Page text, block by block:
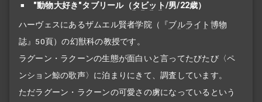
"動物大好き"タブリール（タビット/男/22歳）
ハーヴェスにあるザムエル賢者学院（『ブルライト博物
誌』50頁）の幻獣科の教授です。
ラグーン・ラクーンの生態が面白いと言ってたびたび〈ペ
ンション鯨の歌声〉に泊まりにきて、調査しています。
ただラグーン・ラクーンの可愛さの虜になっているという